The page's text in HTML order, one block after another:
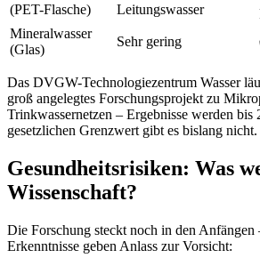
(PET-Flasche)
Leitungswasser
Mineralwasser
(Glas)
Sehr gering
Das DVGW-Technologiezentrum Wasser
groß angelegtes Forschungsprojekt zu
Trinkwassernetzen – Ergebnisse werden bis
gesetzlichen Grenzwert gibt es bislang nicht.
Gesundheitsrisiken: Was
Wissenschaft?
Die Forschung steckt noch in den Anfängen
Erkenntnisse geben Anlass zur Vorsicht: